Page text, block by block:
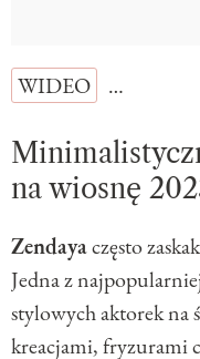
WIDEO …
na wiosnę
Zendayaczęsto
Jedna z
stylowych aktorek na
kreacjami, fryzurami